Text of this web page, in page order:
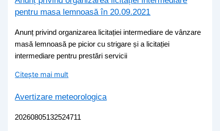
pentru masa lemnoasă în 20.09.2021
Anunț privind organizarea licitației intermediare de vânzare
masă lemnoasă pe picior cu strigare și a licitației
intermediare pentru prestări servicii
Citește mai mult
Avertizare meteorologica
20260805132524711